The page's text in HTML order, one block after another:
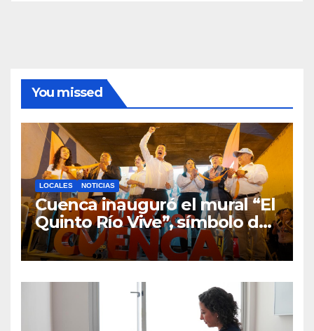
You missed
LOCALES NOTICIAS
Cuenca inauguró el mural “El
Quinto Río Vive”, símbolo de
la defensa ciudadana del
agua